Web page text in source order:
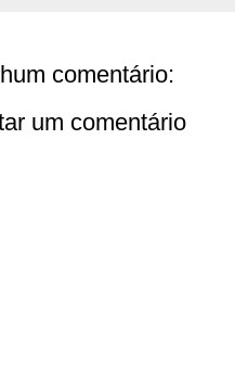
comentário:
um comentário